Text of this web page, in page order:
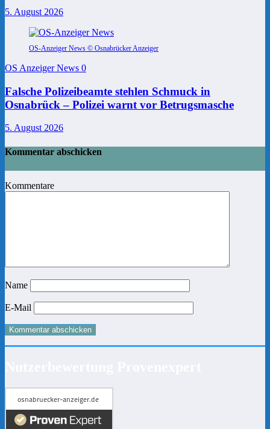
5. August 2026
OS-Anzeiger News © Osnabrücker Anzeiger
OS Anzeiger News 0
Falsche Polizeibeamte stehlen Schmuck in
Osnabrück – Polizei warnt vor Betrugsmasche
5. August 2026
Kommentar abschicken
Kommentare
Name
E-Mail